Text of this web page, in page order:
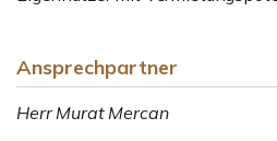
Ansprechpartner
Herr Murat Mercan